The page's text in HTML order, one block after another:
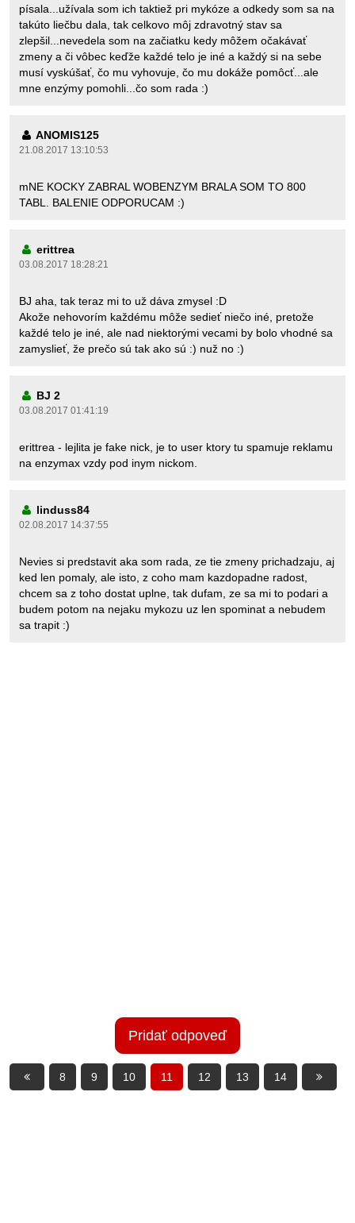
písala...užívala som ich taktiež pri mykóze a odkedy som sa na
takúto liečbu dala, tak celkovo môj zdravotný stav sa
zlepšil...nevedela som na začiatku kedy môžem očakávať
zmeny a či vôbec keďže každé telo je iné a každý si na sebe
musí vyskúšať, čo mu vyhovuje, čo mu dokáže pomôcť...ale
mne enzýmy pomohli...čo som rada :)
ANOMIS125
21.08.2017 13:10:53
mNE KOCKY ZABRAL WOBENZYM BRALA SOM TO 800
TABL. BALENIE ODPORUCAM :)
erittrea
03.08.2017 18:28:21
BJ aha, tak teraz mi to už dáva zmysel :D
Akože nehovorím každému môže sedieť niečo iné, pretože
každé telo je iné, ale nad niektorými vecami by bolo vhodné sa
zamyslieť, že prečo sú tak ako sú :) nuž no :)
BJ 2
03.08.2017 01:41:19
erittrea - lejlita je fake nick, je to user ktory tu spamuje reklamu
na enzymax vzdy pod inym nickom.
linduss84
02.08.2017 14:37:55
Nevies si predstavit aka som rada, ze tie zmeny prichadzaju, aj
ked len pomaly, ale isto, z coho mam kazdopadne radost,
chcem sa z toho dostat uplne, tak dufam, ze sa mi to podari a
budem potom na nejaku mykozu uz len spominat a nebudem
sa trapit :)
Pridať odpoveď
8 9 10 11 12 13 14